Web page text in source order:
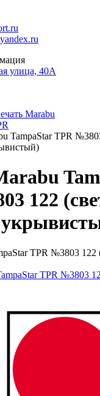
улица, 40А
Marabu
TampaStar TPR
122
TPR №3803 122